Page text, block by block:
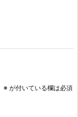
※ が付いている欄は必須